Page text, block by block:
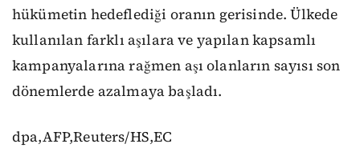
hükümetin hedeflediği oranın gerisinde. Ülkede
kullanılan farklı aşılara ve yapılan kapsamlı
kampanyalarına rağmen aşı olanların sayısı son
dönemlerde azalmaya başladı.
dpa,AFP,Reuters/HS,EC